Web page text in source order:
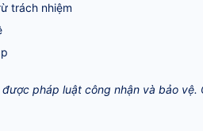
trách nhiệm
pháp luật công nhận và bảo vệ.